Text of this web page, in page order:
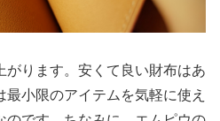
がります。安くて良い財布はあ
最小限のアイテムを気軽に使え